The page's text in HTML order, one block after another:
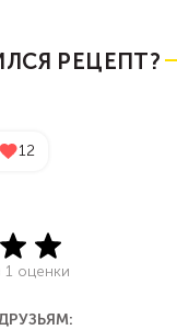
РЕЦЕПТ?
12
1 оценки